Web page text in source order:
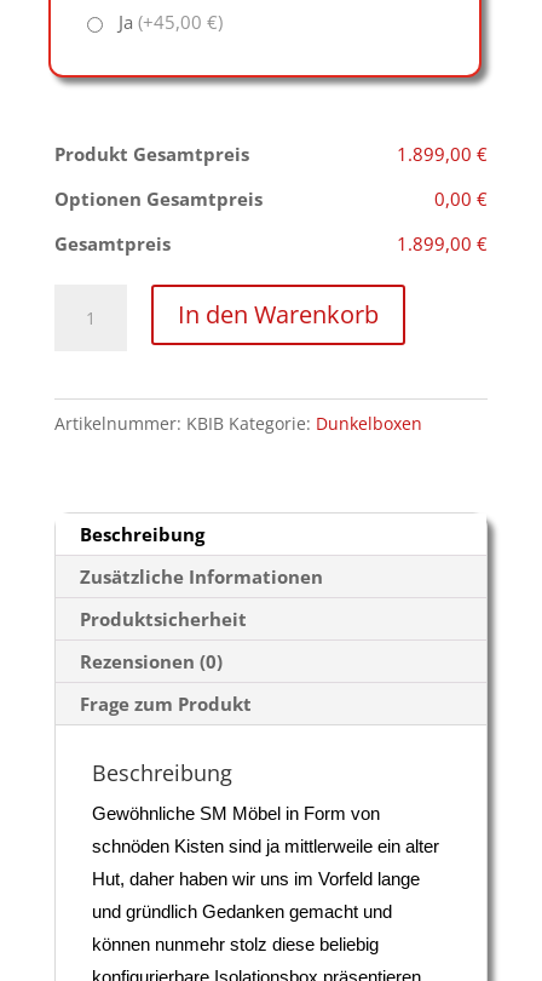
Ja (+45,00 €)
Produkt Gesamtpreis
1.899,00 €
Optionen Gesamtpreis
0,00 €
Gesamtpreis
1.899,00 €
"Vantage"
In den Warenkorb
Artikelnummer: KBIB Kategorie: Dunkelboxen
Beschreibung
Zusätzliche Informationen
Produktsicherheit
Rezensionen (0)
Frage zum Produkt
Beschreibung
Gewöhnliche SM Möbel in Form von
schnöden Kisten sind ja mittlerweile ein alter
Hut, daher haben wir uns im Vorfeld lange
und gründlich Gedanken gemacht und
können nunmehr stolz diese beliebig
konfigurierbare Isolationsbox präsentieren.